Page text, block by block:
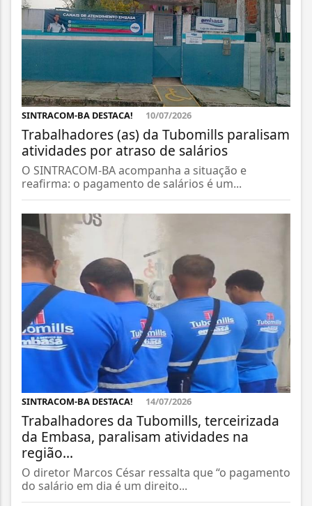
SINTRACOM-BA DESTACA! 10/07/2026
Trabalhadores (as) da Tubomills paralisam
atividades por atraso de salários
O SINTRACOM-BA acompanha a situação e
reafirma: o pagamento de salários é um...
SINTRACOM-BA DESTACA! 14/07/2026
Trabalhadores da Tubomills, terceirizada
da Embasa, paralisam atividades na
região...
O diretor Marcos César ressalta que “o pagamento
do salário em dia é um direito...